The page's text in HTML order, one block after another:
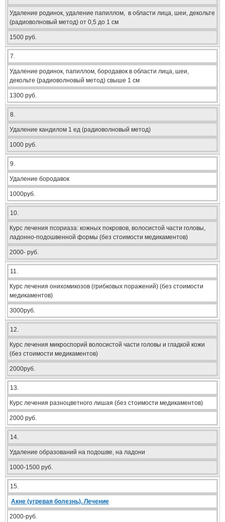
Удаление родинок, удаление папиллом, в области лица, шеи, декольте
(радиоволновый метод) от 0,5 до 1 см
1500 руб.
7.
Удаление родинок, папиллом, бородавок в области лица, шеи,
декольте (радиоволновый метод) свыше 1 см
1300 руб.
8.
Удаление кандилом 1 ед (радиоволновый метод)
1000 руб.
9.
Удаление бородавок
1000руб.
10.
Курс лечения псориаза: кожных покровов, волосистой части головы,
ладонно-подошвенной формы (без стоимости медикаментов)
2000- руб.
11.
Курс лечения онихомикозов (грибковых поражений) (без стоимости
медикаментов)
3000руб.
12.
Курс лечения микроспорий волосистой части головы и гладкой кожи
(без стоимости медикаментов)
2000руб.
13.
Курс лечения разноцветного лишая (без стоимости медикаментов)
2000 руб.
14.
Удаление образований на подошве, на ладони
1000-1500 руб.
15.
Акне (угревая болезнь). Лечение
2000-руб.